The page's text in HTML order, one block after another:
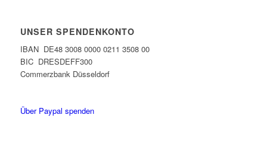
UNSER SPENDENKONTO
IBAN DE48 3008 0000 0211 3508 00
BIC DRESDEFF300
Commerzbank Düsseldorf
Über Paypal spenden